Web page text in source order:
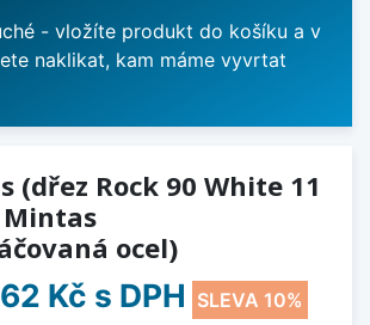
- vložíte produkt do košíku a v
naklikat, kam máme vyvrtat
(dřez Rock 90 White 11
ocel)
Kč s DPH SLEVA 10%